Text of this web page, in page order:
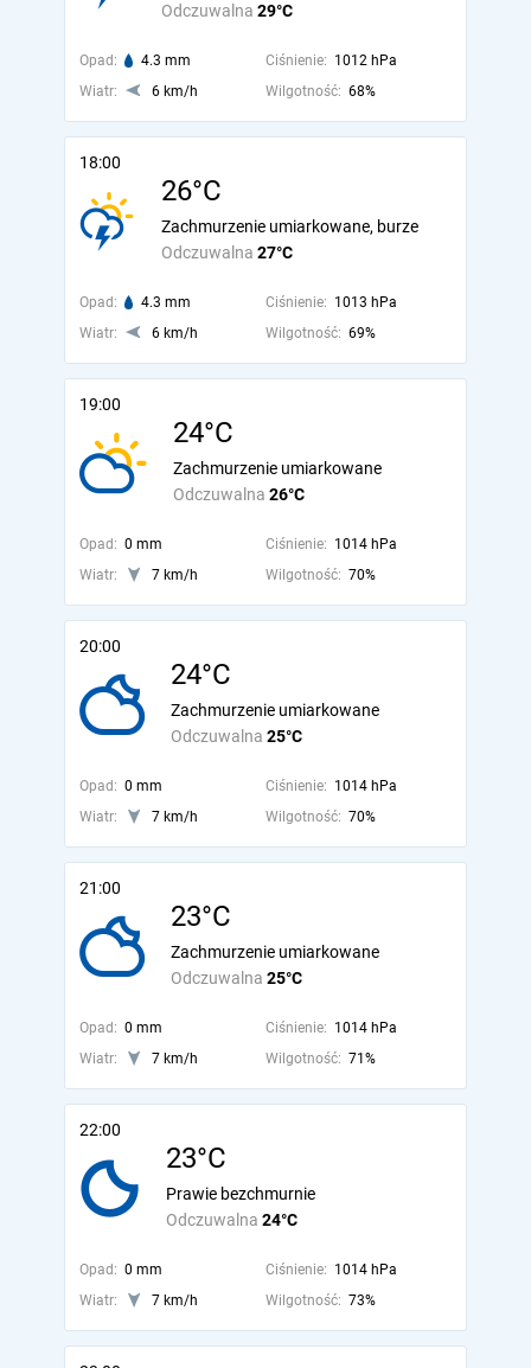
Odczuwalna 29°C
Opad: 4.3 mm Ciśnienie: 1012 hPa
Wiatr:
6 km/h Wilgotność: 68%
18:00
26°C
Odczuwalna 27°C
Zachmurzenie umiarkowane, burze
Opad: 4.3 mm Ciśnienie: 1013 hPa
Wiatr:
6 km/h Wilgotność: 69%
19:00
24°C
Odczuwalna 26°C
Zachmurzenie umiarkowane
Opad: 0 mm Ciśnienie: 1014 hPa
Wiatr:
7 km/h Wilgotność: 70%
20:00
24°C
Odczuwalna 25°C
Zachmurzenie umiarkowane
Opad: 0 mm Ciśnienie: 1014 hPa
Wiatr:
7 km/h Wilgotność: 70%
21:00
23°C
Odczuwalna 25°C
Zachmurzenie umiarkowane
Opad: 0 mm Ciśnienie: 1014 hPa
Wiatr:
7 km/h Wilgotność: 71%
22:00
23°C
Odczuwalna 24°C
Prawie bezchmurnie
Opad: 0 mm Ciśnienie: 1014 hPa
Wiatr:
7 km/h Wilgotność: 73%